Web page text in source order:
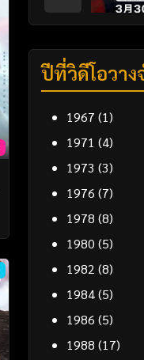
ปีที่วิดีโอวา
1967 (1)
1971 (4)
1973 (3)
1976 (7)
1978 (8)
1980 (5)
1982 (8)
1984(5)
1986 (5)
1988 (17)